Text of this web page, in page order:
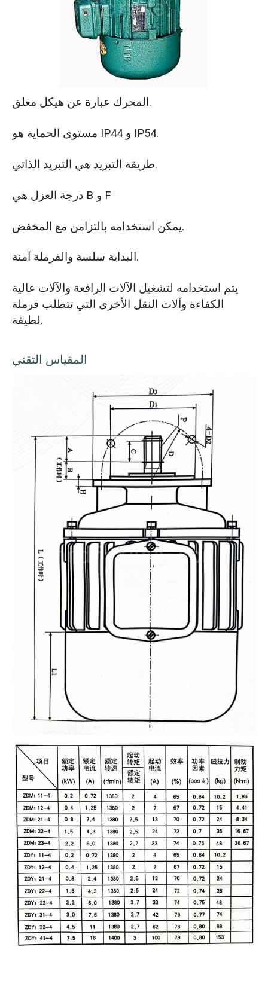
المحرك عبارة عن هيكل مغلق.
مستوى الحماية هو IP44 و IP54.
طريقة التبريد هي التبريد الذاتي.
درجة العزل هي B و F
يمكن استخدامه بالتزامن مع المخفض.
البداية سلسة والفرملة آمنة.
يتم استخدامه لتشغيل الآلات الرافعة والآلات عالية
الكفاءة وآلات النقل الأخرى التي تتطلب فرملة
لطيفة.
المقياس التقني